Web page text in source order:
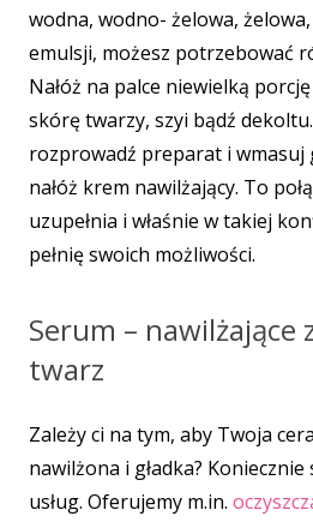
wodna, wodno- żelowa,
emulsji, możesz potrzebować
Nałóż na palce niewielką
skórę twarzy, szyi bądź
rozprowadź preparat i wmasuj
nałóż krem nawilżający. To
uzupełnia i właśnie w takiej
pełnię swoich możliwości.
Serum – nawilżające
twarz
Zależy ci na tym, aby Twoja
nawilżona i gładka?
usług. Oferujemy m.in.